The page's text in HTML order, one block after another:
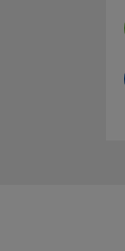
せください。指